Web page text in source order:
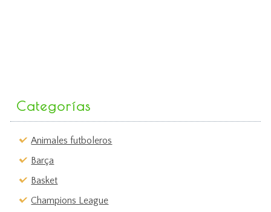
Categorías
Animales futboleros
Barça
Basket
Champions League